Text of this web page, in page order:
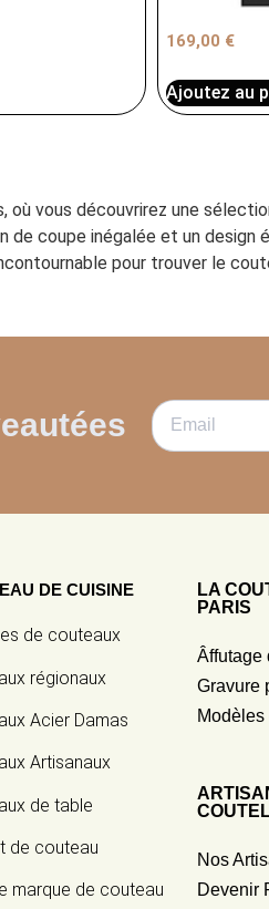
169,00 €
Ajoutez au
où vous découvrirez une
coupe inégalée et un design
pour trouver le
DE CUISINE
de couteaux
régionaux
Acier Damas
Artisanaux
de table
de couteau
marque de couteau
LA
PARIS
Âffutage
Gravure
Nos
Devenir